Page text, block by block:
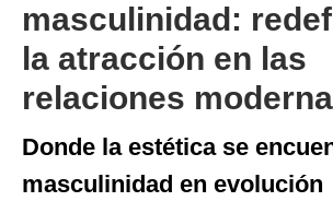
masculinidad:
la atracción en las
relaciones
Donde la estética se
masculinidad en evolución